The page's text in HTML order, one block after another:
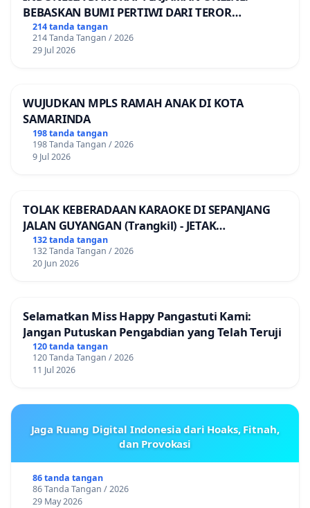
BEBASKAN BUMI PERTIWI DARI TEROR
PINJAMAN ONLINE! TUTUP PINJOL!
214 tanda tangan
214 Tanda Tangan / 2026
29 Jul 2026
WUJUDKAN MPLS RAMAH ANAK DI KOTA
SAMARINDA
198 tanda tangan
198 Tanda Tangan / 2026
9 Jul 2026
TOLAK KEBERADAAN KARAOKE DI SEPANJANG
JALAN GUYANGAN (Trangkil) - JETAK
(Wedarijaksa) Kab. PATI
132 tanda tangan
132 Tanda Tangan / 2026
20 Jun 2026
Selamatkan Miss Happy Pangastuti Kami:
Jangan Putuskan Pengabdian yang Telah Teruji
120 tanda tangan
120 Tanda Tangan / 2026
11 Jul 2026
Jaga Ruang Digital Indonesia dari Hoaks, Fitnah,
dan Provokasi
86 tanda tangan
86 Tanda Tangan / 2026
29 May 2026